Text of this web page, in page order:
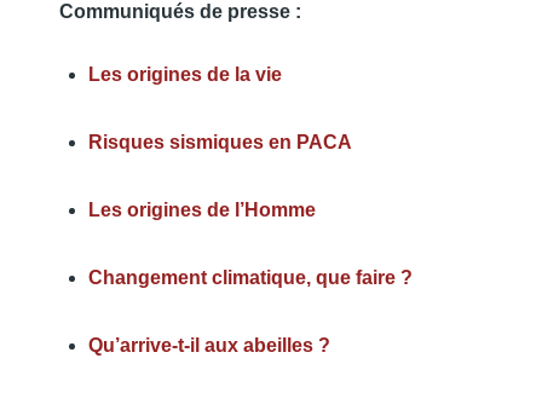
Communiqués de presse :
Les origines de la vie
Risques sismiques en PACA
Les origines de l’Homme
Changement climatique, que faire ?
Qu’arrive-t-il aux abeilles ?